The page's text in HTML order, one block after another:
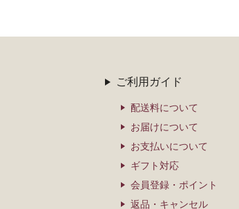
ご利用ガイド
配送料について
お届けについて
お支払いについて
ギフト対応
会員登録・ポイント
返品・キャンセル